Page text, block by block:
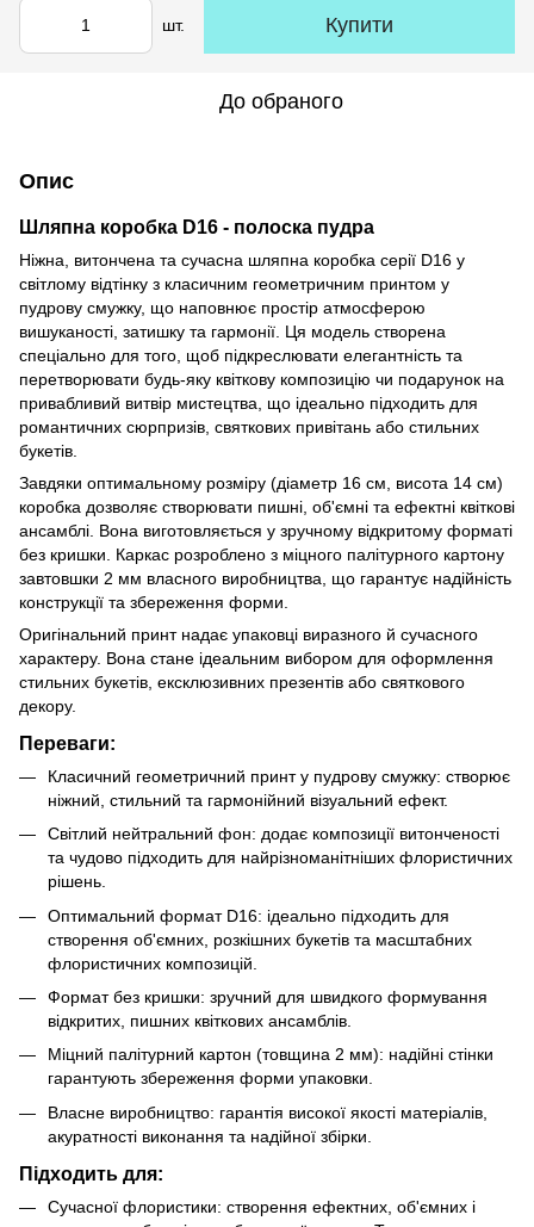
шт. Купити
До обраного
Опис
Шляпна коробка D16 - полоска пудра
Ніжна, витончена та сучасна шляпна коробка серії D16 у
світлому відтінку з класичним геометричним принтом у
пудрову смужку, що наповнює простір атмосферою
вишуканості, затишку та гармонії. Ця модель створена
спеціально для того, щоб підкреслювати елегантність та
перетворювати будь-яку квіткову композицію чи подарунок на
привабливий витвір мистецтва, що ідеально підходить для
романтичних сюрпризів, святкових привітань або стильних
букетів.
Завдяки оптимальному розміру (діаметр 16 см, висота 14 см)
коробка дозволяє створювати пишні, об'ємні та ефектні квіткові
ансамблі. Вона виготовляється у зручному відкритому форматі
без кришки. Каркас розроблено з міцного палітурного картону
завтовшки 2 мм власного виробництва, що гарантує надійність
конструкції та збереження форми.
Оригінальний принт надає упаковці виразного й сучасного
характеру. Вона стане ідеальним вибором для оформлення
стильних букетів, ексклюзивних презентів або святкового
декору.
Переваги:
Класичний геометричний принт у пудрову смужку: створює
ніжний, стильний та гармонійний візуальний ефект.
Світлий нейтральний фон: додає композиції витонченості
та чудово підходить для найрізноманітніших флористичних
рішень.
Оптимальний формат D16: ідеально підходить для
створення об'ємних, розкішних букетів та масштабних
флористичних композицій.
Формат без кришки: зручний для швидкого формування
відкритих, пишних квіткових ансамблів.
Міцний палітурний картон (товщина 2 мм): надійні стінки
гарантують збереження форми упаковки.
Власне виробництво: гарантія високої якості матеріалів,
акуратності виконання та надійної збірки.
Підходить для:
Сучасної флористики: створення ефектних, об'ємних і